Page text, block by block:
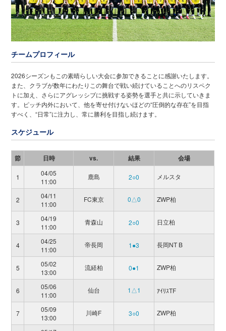
チームプロフィール
2026シーズンもこの素晴らしい大会に参加できることに感謝いたします。
また、クラブが数年にわたりこの舞台で戦い続けていることへのリスペク
トに加え、さらにアグレッシブに挑戦する姿勢を選手と共に示していきま
す。ピッチ内外において、他を寄せ付けないほどの“圧倒的な存在”を目指
すべく、“日常”に注力し、常に勝利を目指し続けます。
スケジュール
節 日時 vs. 結果 会場
1
04/05
11:00
鹿島 2○0 メルスタ
2
04/11
11:00
FC東京 0△0 ZWP柏
3
04/19
11:00
青森山 2○0 日立柏
4
04/25
11:00
帝長岡 1●3 長岡NT B
5
05/02
13:00
流経柏 0●1 ZWP柏
6
05/06
11:00
仙台 1△1 ｱｲﾘｽTF
7
05/09
13:00
川崎F 3○0 ZWP柏